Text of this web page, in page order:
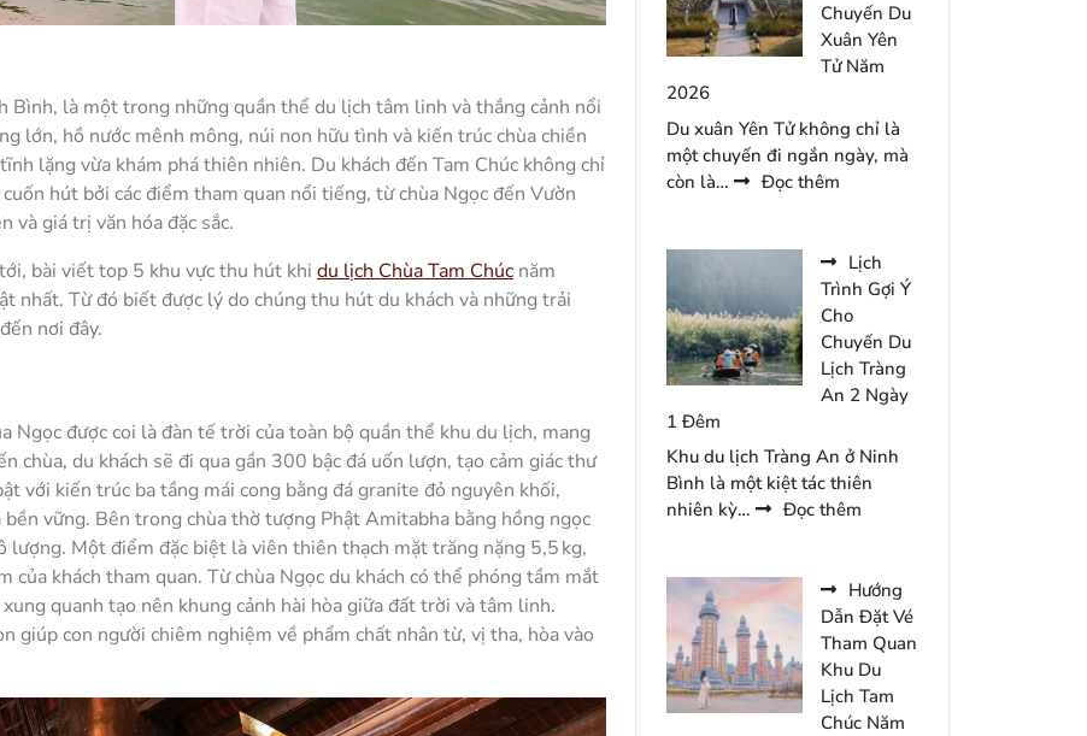
Bình, là một trong những quần thể du lịch tâm linh và thắng cảnh nổi
lớn, hồ nước mênh mông, núi non hữu tình và kiến trúc chùa chiền
lặng vừa khám phá thiên nhiên. Du khách đến Tam Chúc không chỉ
hút bởi các điểm tham quan nổi tiếng, từ chùa Ngọc đến Vườn
và giá trị văn hóa đặc sắc.
bài viết top 5 khu vực thu hút khi du lịch Chùa Tam Chúc năm
nhất. Từ đó biết được lý do chúng thu hút du khách và những trải
nơi đây.
Ngọc được coi là đàn tế trời của toàn bộ quần thể khu du lịch, mang
du khách sẽ đi qua gần 300 bậc đá uốn lượn, tạo cảm giác thư
với kiến trúc ba tầng mái cong bằng đá granite đỏ nguyên khối,
vững. Bên trong chùa thờ tượng Phật Amitabha bằng hồng ngọc
lượng. Một điểm đặc biệt là viên thiên thạch mặt trăng nặng 5,5 kg,
khách tham quan. Từ chùa Ngọc du khách có thể phóng tầm mắt
quanh tạo nên khung cảnh hài hòa giữa đất trời và tâm linh.
giúp con người chiêm nghiệm về phẩm chất nhân từ, vị tha, hòa vào
Chuyến Du
Xuân Yên
Tử Năm
2026
Du xuân Yên Tử không chỉ là
một chuyến đi ngắn ngày, mà
còn là…
Đọc thêm
Ngân
Sách
Cho
Chuyến
Du
Xuân
Tử
Năm
2026
Lịch
Trình Gợi Ý
Cho
Chuyến Du
Lịch Tràng
An 2 Ngày
1 Đêm
Khu du lịch Tràng An ở Ninh
Bình là một kiệt tác thiên
nhiên kỳ…
Đọc thêm
Gợi
Ý
Cho
Chuyến
Du
Lịch
Hướng
Dẫn Đặt Vé
Tham Quan
Khu Du
Lịch Tam
Chúc Năm